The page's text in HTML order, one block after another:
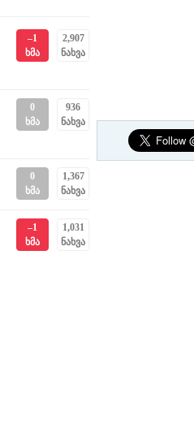
–1
ხმა
2,907
ნახვა
0
ხმა
936
ნახვა
0
ხმა
1,367
ნახვა
–1
ხმა
1,031
ნახვა